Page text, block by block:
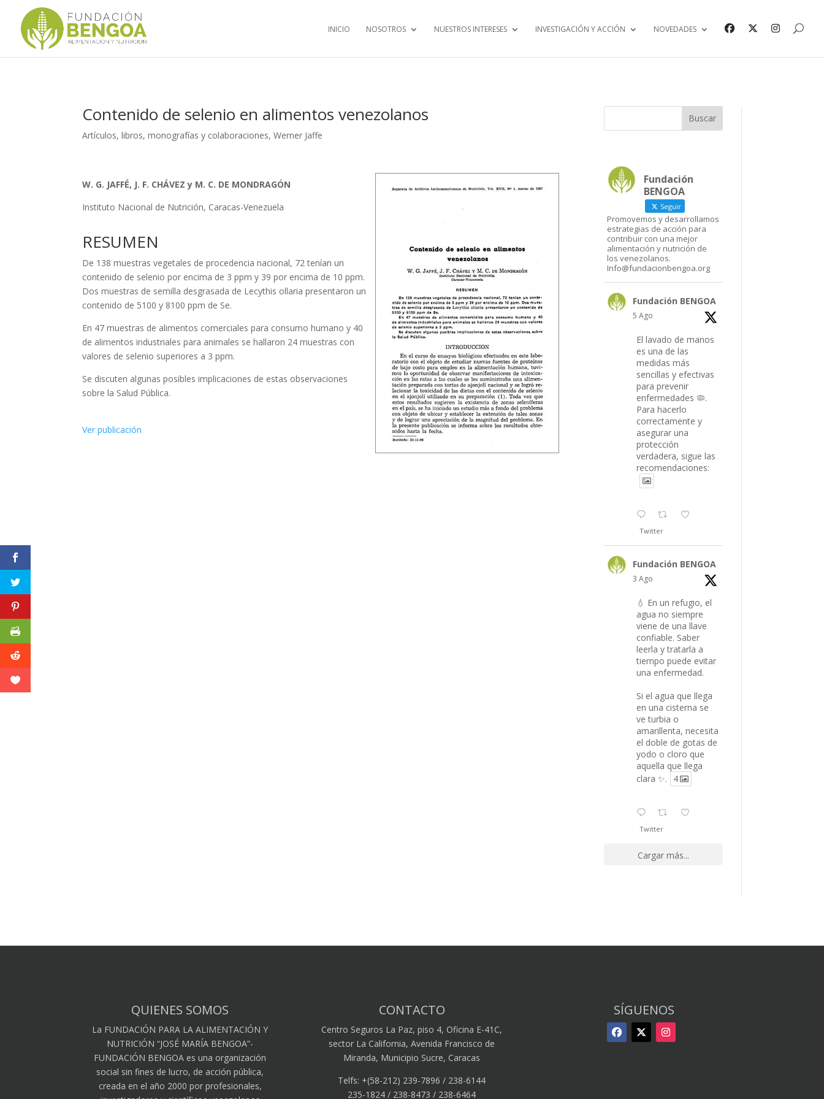
INICIO NOSOTROS NUESTROS INTERESES INVESTIGACIÓN Y ACCIÓN NOVEDADES
Contenido de selenio en alimentos venezolanos
Artículos, libros, monografías y colaboraciones,Werner Jaffe
W. G. JAFFÉ, J. F. CHÁVEZ y M. C. DE MONDRAGÓN
Instituto Nacional de Nutrición, Caracas-Venezuela
RESUMEN
De 138 muestras vegetales de procedencia nacional, 72 tenían un
contenido de selenio por encima de 3 ppm y 39 por encima de 10 ppm.
Dos muestras de semilla desgrasada de Lecythis ollaria presentaron un
contenido de 5100 y 8100 ppm de Se.
En 47 muestras de alimentos comerciales para consumo humano y 40
de alimentos industriales para animales se hallaron 24 muestras con
valores de selenio superiores a 3 ppm.
Se discuten algunas posibles implicaciones de estas observaciones
sobre la Salud Pública.
Ver publicación
Fundación
BENGOA
Seguir
Promovemos y desarrollamos
estrategias de acción para
contribuir con una mejor
alimentación y nutrición de
los venezolanos.
Info@fundacionbengoa.org
Fundación BENGOA
5 Ago
El lavado de manos
es una de las
medidas más
sencillas y efectivas
para prevenir
enfermedades 🦠.
Para hacerlo
correctamente y
asegurar una
protección
verdadera, sigue las
recomendaciones:
Twitter
Fundación BENGOA
3 Ago
💧 En un refugio, el
agua no siempre
viene de una llave
confiable. Saber
leerla y tratarla a
tiempo puede evitar
una enfermedad.
Si el agua que llega
en una cisterna se
ve turbia o
amarillenta, necesita
el doble de gotas de
yodo o cloro que
aquella que llega
clara ✨.
4
Twitter
Cargar más...
QUIENES SOMOS
La FUNDACIÓN PARA LA ALIMENTACIÓN Y
NUTRICIÓN “JOSÉ MARÍA BENGOA”-
FUNDACIÓN BENGOA es una organización
social sin fines de lucro, de acción pública,
creada en el año 2000 por profesionales,
CONTACTO
Centro Seguros La Paz, piso 4, Oficina E-41C,
sector La California, Avenida Francisco de
Miranda, Municipio Sucre, Caracas
Telfs: +(58-212) 239-7896 / 238-6144
235-1824 / 238-8473 / 238-6464
SÍGUENOS